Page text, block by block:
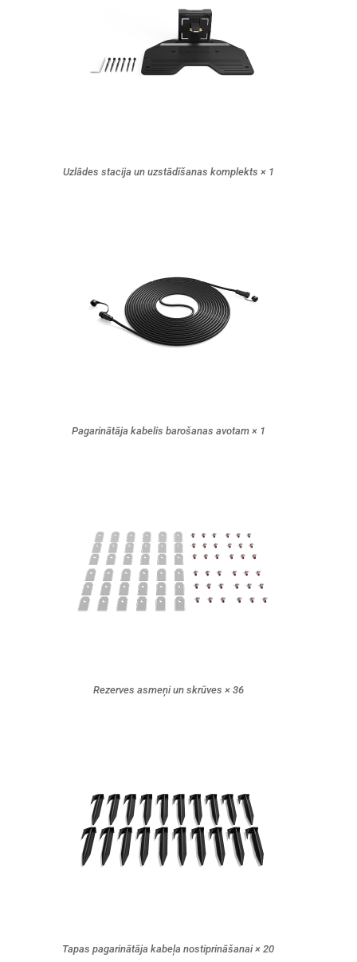
Uzlādes stacija un uzstādīšanas komplekts × 1
Pagarinātāja kabelis barošanas avotam × 1
Rezerves asmeņi un skrūves × 36
Tapas pagarinātāja kabeļa nostiprināšanai × 20